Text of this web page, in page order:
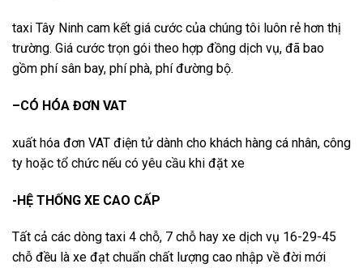
taxi Tây Ninh cam kết giá cước của chúng tôi luôn rẻ hơn thị
trường. Giá cước trọn gói theo hợp đồng dịch vụ, đã bao
gồm phí sân bay, phí phà, phí đường bộ.
–CÓ HÓA ĐƠN VAT
xuất hóa đơn VAT điện tử dành cho khách hàng cá nhân, công
ty hoặc tổ chức nếu có yêu cầu khi đặt xe
-HỆ THỐNG XE CAO CẤP
Tất cả các dòng taxi 4 chỗ, 7 chỗ hay xe dịch vụ 16-29-45
chỗ đều là xe đạt chuẩn chất lượng cao nhập về đời mới